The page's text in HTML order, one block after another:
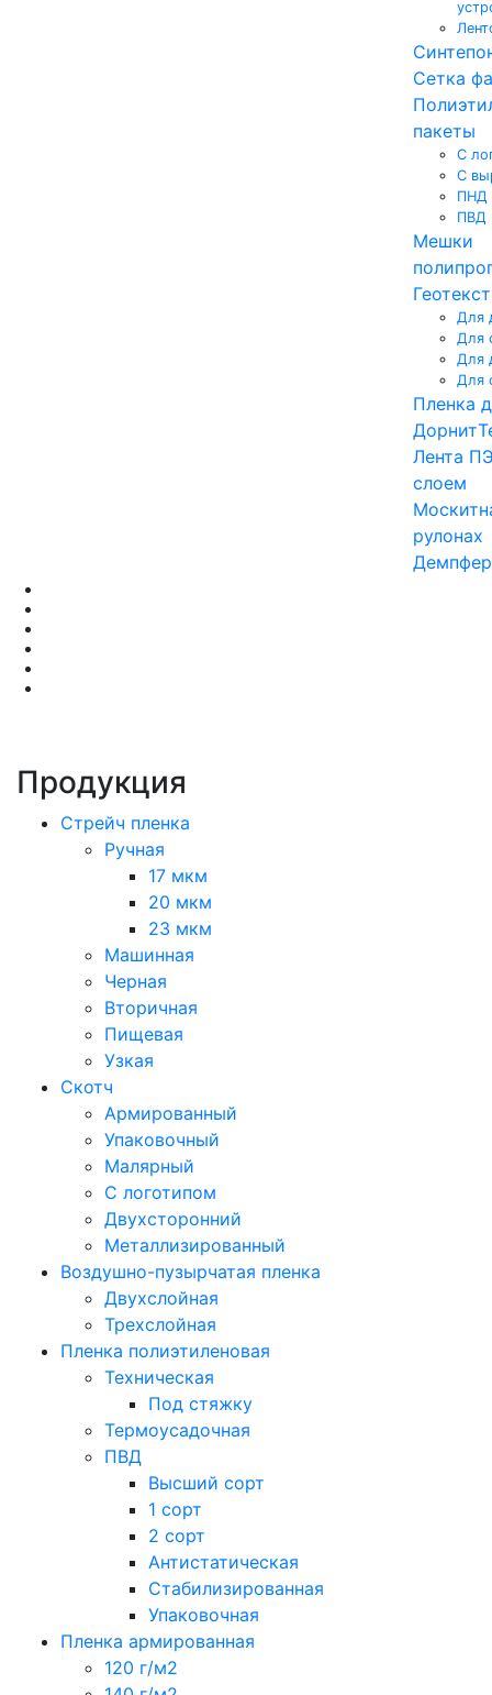
Сетка
пакеты
С
С
ПНД
ПВД
Мешки
Для
Для
Для
Для
Пленка
Дорнит
Лента
слоем
рулонах
Продукция
Стрейч пленка
Ручная
17 мкм
20 мкм
23 мкм
Машинная
Черная
Вторичная
Пищевая
Узкая
Скотч
Армированный
Упаковочный
Малярный
С логотипом
Двухсторонний
Металлизированный
Воздушно-пузырчатая пленка
Двухслойная
Трехслойная
Пленка полиэтиленовая
Техническая
Под стяжку
Термоусадочная
ПВД
Высший сорт
1 сорт
2 сорт
Антистатическая
Стабилизированная
Упаковочная
Пленка армированная
120 г/м2